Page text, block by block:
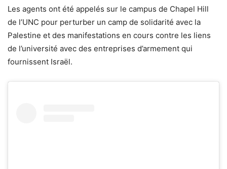
Les agents ont été appelés sur le campus de Chapel Hill
de l’UNC pour perturber un camp de solidarité avec la
Palestine et des manifestations en cours contre les liens
de l’université avec des entreprises d’armement qui
fournissent Israël.